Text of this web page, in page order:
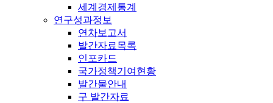
세계경제통계
연구성과정보
연차보고서
발간자료목록
인포카드
국가정책기여현황
발간물안내
구 발간자료